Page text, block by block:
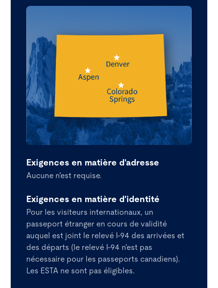
Exigences en matière d'adresse
Aucune n'est requise.
Exigences en matière d'identité
Pour les visiteurs internationaux, un
passeport étranger en cours de validité
auquel est joint le relevé I-94 des arrivées et
des départs (le relevé I-94 n'est pas
nécessaire pour les passeports canadiens).
Les ESTA ne sont pas éligibles.